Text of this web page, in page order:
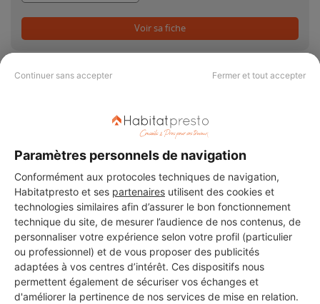
Continuer sans accepter Fermer et tout accepter
Paramètres personnels de navigation
Conformément aux protocoles techniques de navigation,
Habitatpresto et ses partenaires utilisent des cookies et
technologies similaires afin d’assurer le bon fonctionnement
technique du site, de mesurer l’audience de nos contenus, de
personnaliser votre expérience selon votre profil (particulier
ou professionnel) et de vous proposer des publicités
adaptées à vos centres d’intérêt. Ces dispositifs nous
permettent également de sécuriser vos échanges et
d'améliorer la pertinence de nos services de mise en relation.
Voir sa fiche
PAS LE TEMPS DE
CHERCHER ?
Vous souhaitez réaliser des travaux et ne savez quel professionnel
choisir ? Demandez des devis travauxauprès de notre réseau de 5 000
professionnels partout en France.